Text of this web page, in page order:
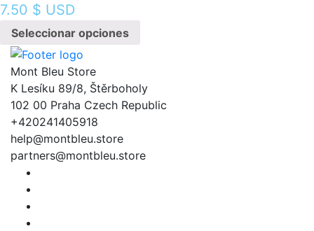
7.50 $ USD
Seleccionar opciones
Mont Bleu Store
K Lesíku 89/8, Štěrboholy
102 00 Praha Czech Republic
+420241405918
help@montbleu.store
partners@montbleu.store